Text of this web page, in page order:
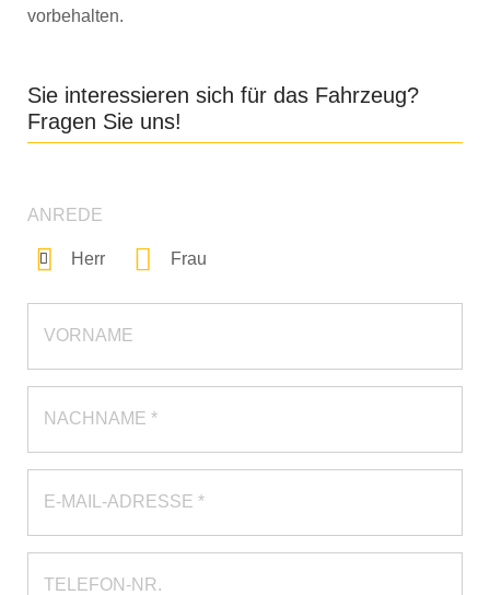
vorbehalten.
Sie interessieren sich für das Fahrzeug?
Fragen Sie uns!
ANREDE
Herr Frau
VORNAME
NACHNAME *
E-MAIL-ADRESSE *
TELEFON-NR.